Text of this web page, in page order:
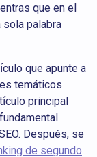
que en el
sola palabra
que apunte a
temáticos
principal
Después, se
de segundo